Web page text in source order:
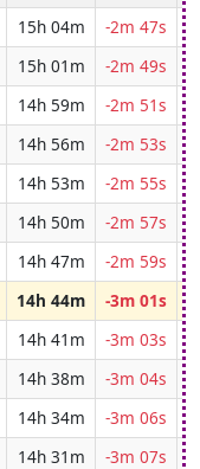
15h 04m
-2m 47s
15h 01m
-2m 49s
14h 59m
-2m 51s
14h 56m
-2m 53s
14h 53m
-2m 55s
14h 50m
-2m 57s
14h 47m
-2m 59s
14h 44m
-3m 01s
14h 41m
-3m 03s
14h 38m
-3m 04s
14h 34m
-3m 06s
14h 31m
-3m 07s